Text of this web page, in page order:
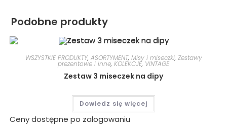
Podobne produkty
WSZYSTKIE PRODUKTY, ASORTYMENT, Misy i miseczki, Zestawy
prezentowe i inne, KOLEKCJE, VINTAGE
Zestaw 3 miseczek na dipy
Dowiedz się więcej
Ceny dostępne po zalogowaniu